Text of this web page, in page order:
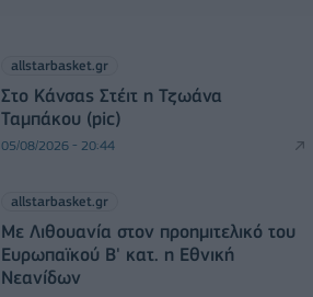
allstarbasket.gr
Στο Κάνσας Στέιτ η Τζωάνα
Ταμπάκου (pic)
05/08/2026 - 20:44
allstarbasket.gr
Με Λιθουανία στον προημιτελικό του
Ευρωπαϊκού Β' κατ. η Εθνική
Νεανίδων